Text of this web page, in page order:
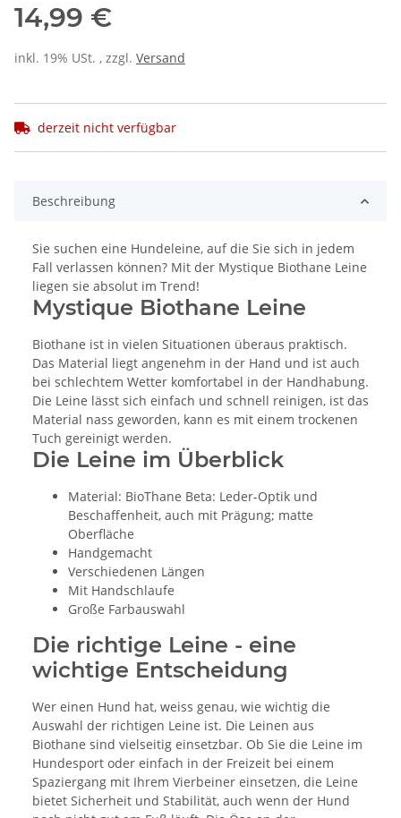
14,99 €
inkl. 19% USt. , zzgl. Versand
derzeit nicht verfügbar
Beschreibung
Sie suchen eine Hundeleine, auf die Sie sich in jedem
Fall verlassen können? Mit der Mystique Biothane Leine
liegen sie absolut im Trend!
Mystique Biothane Leine
Biothane ist in vielen Situationen überaus praktisch.
Das Material liegt angenehm in der Hand und ist auch
bei schlechtem Wetter komfortabel in der Handhabung.
Die Leine lässt sich einfach und schnell reinigen, ist das
Material nass geworden, kann es mit einem trockenen
Tuch gereinigt werden.
Die Leine im Überblick
Material: BioThane Beta: Leder-Optik und
Beschaffenheit, auch mit Prägung; matte
Oberfläche
Handgemacht
Verschiedenen Längen
Mit Handschlaufe
Große Farbauswahl
Die richtige Leine - eine
wichtige Entscheidung
Wer einen Hund hat, weiss genau, wie wichtig die
Auswahl der richtigen Leine ist. Die Leinen aus
Biothane sind vielseitig einsetzbar. Ob Sie die Leine im
Hundesport oder einfach in der Freizeit bei einem
Spaziergang mit Ihrem Vierbeiner einsetzen, die Leine
bietet Sicherheit und Stabilität, auch wenn der Hund